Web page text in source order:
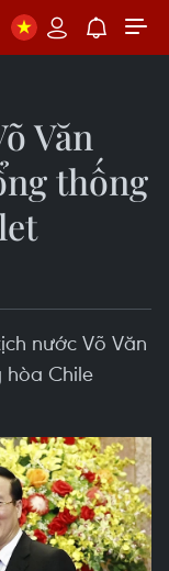
Văn
thống
nước Võ Văn
hòa Chile